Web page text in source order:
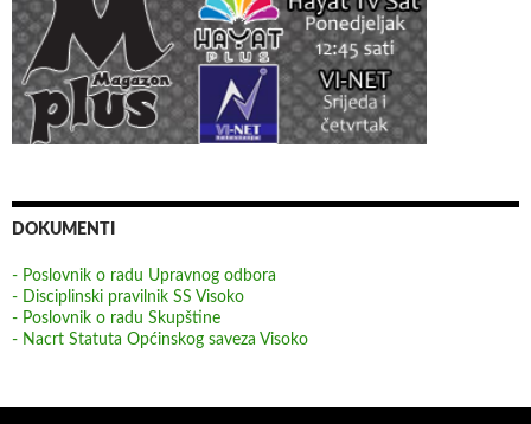
DOKUMENTI
- Poslovnik o radu Upravnog odbora
- Disciplinski pravilnik SS Visoko
- Poslovnik o radu Skupštine
- Nacrt Statuta Općinskog saveza Visoko